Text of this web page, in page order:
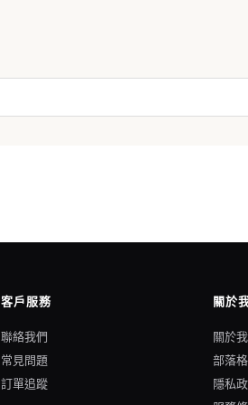
客戶服務
聯絡我們
常見問題
訂單追蹤
關於
關於
部落格
隱私